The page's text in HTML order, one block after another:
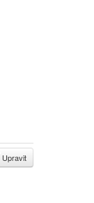
Upravit